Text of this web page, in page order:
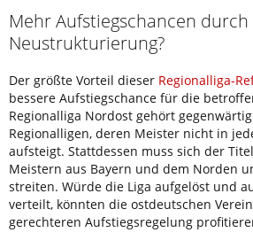
Mehr Aufstiegschancen durch
Neustrukturierung?
Der größte Vorteil dieser Regionalliga-
bessere Aufstiegschance für die
Regionalliga Nordost gehört
Regionalligen, deren Meister nicht in
aufsteigt. Stattdessen muss sich der
Meistern aus Bayern und dem Norden
streiten. Würde die Liga aufgelöst und
verteilt, könnten die ostdeutschen
gerechteren Aufstiegsregelung